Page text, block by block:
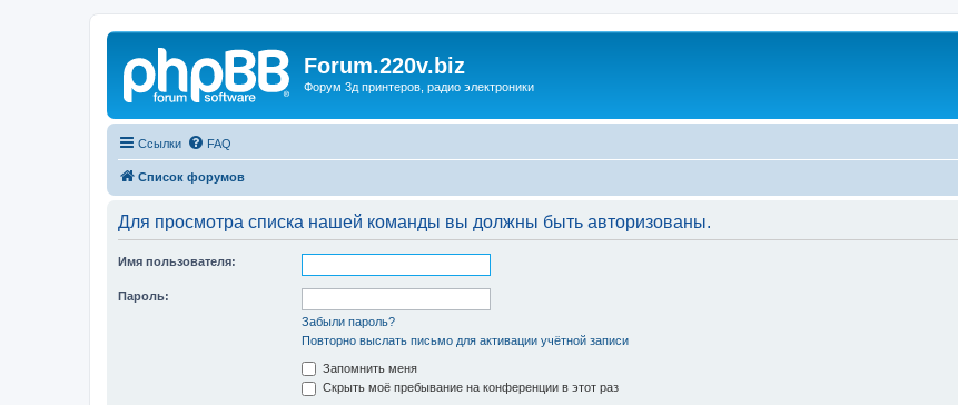
Forum.220v.biz
Форум 3д принтеров, радио электроники
Ссылки FAQ
Список форумов
Для просмотра списка нашей команды вы должны быть авторизованы.
Имя пользователя:
Пароль:
Забыли пароль?
Повторно выслать письмо для активации учётной записи
Запомнить меня
Скрыть моё пребывание на конференции в этот раз